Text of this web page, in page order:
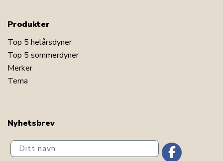
Produkter
Top 5 helårsdyner
Top 5 sommerdyner
Merker
Tema
Nyhetsbrev
Ditt navn